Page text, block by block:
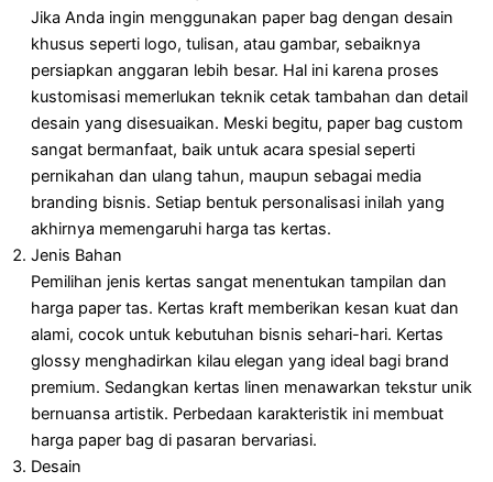
Jika Anda ingin menggunakan paper bag dengan desain
khusus seperti logo, tulisan, atau gambar, sebaiknya
persiapkan anggaran lebih besar. Hal ini karena proses
kustomisasi memerlukan teknik cetak tambahan dan detail
desain yang disesuaikan. Meski begitu, paper bag custom
sangat bermanfaat, baik untuk acara spesial seperti
pernikahan dan ulang tahun, maupun sebagai media
branding bisnis. Setiap bentuk personalisasi inilah yang
akhirnya memengaruhi harga tas kertas.
Jenis Bahan
Pemilihan jenis kertas sangat menentukan tampilan dan
harga paper tas. Kertas kraft memberikan kesan kuat dan
alami, cocok untuk kebutuhan bisnis sehari-hari. Kertas
glossy menghadirkan kilau elegan yang ideal bagi brand
premium. Sedangkan kertas linen menawarkan tekstur unik
bernuansa artistik. Perbedaan karakteristik ini membuat
harga paper bag di pasaran bervariasi.
Desain